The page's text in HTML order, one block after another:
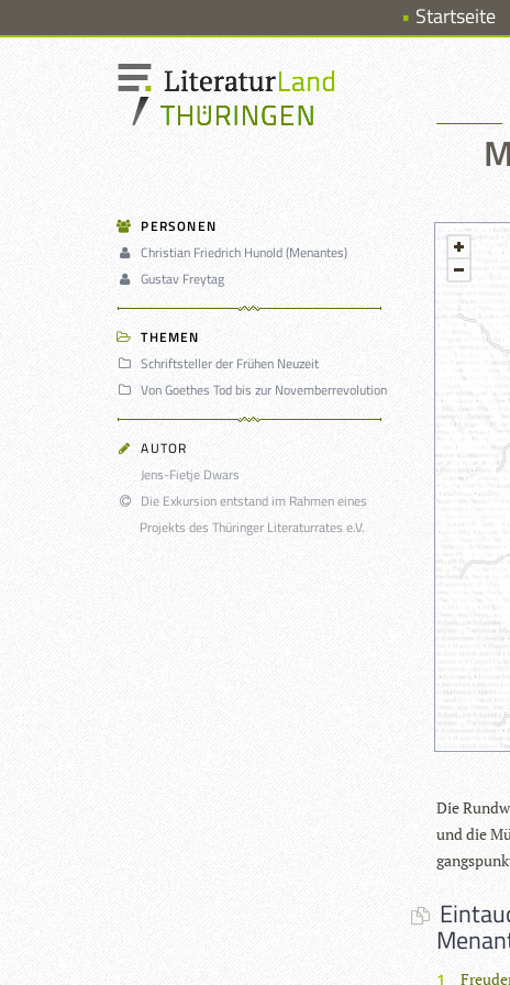
Startseite
PERSONEN
Christian Friedrich Hunold (Menantes)
Gustav Freytag
THEMEN
Schriftsteller der Frühen Neuzeit
Von Goethes Tod bis zur Novemberrevolution
AUTOR
Jens-Fietje Dwars
Die Exkursion entstand im Rahmen eines
Projekts des Thüringer Literaturrates e.V.
Die
und die